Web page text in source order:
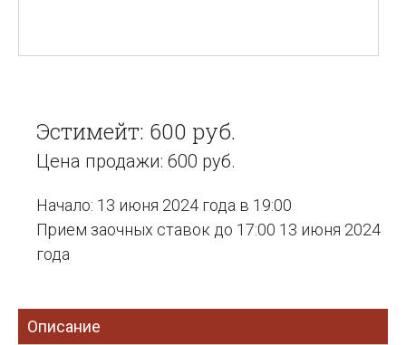
Эстимейт: 600 руб.
Цена продажи: 600 руб.
Начало: 13 июня 2024 года в 19:00
Прием заочных ставок до 17:00 13 июня 2024
года
Описание